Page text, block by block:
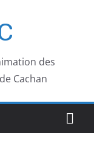
des
Cachan